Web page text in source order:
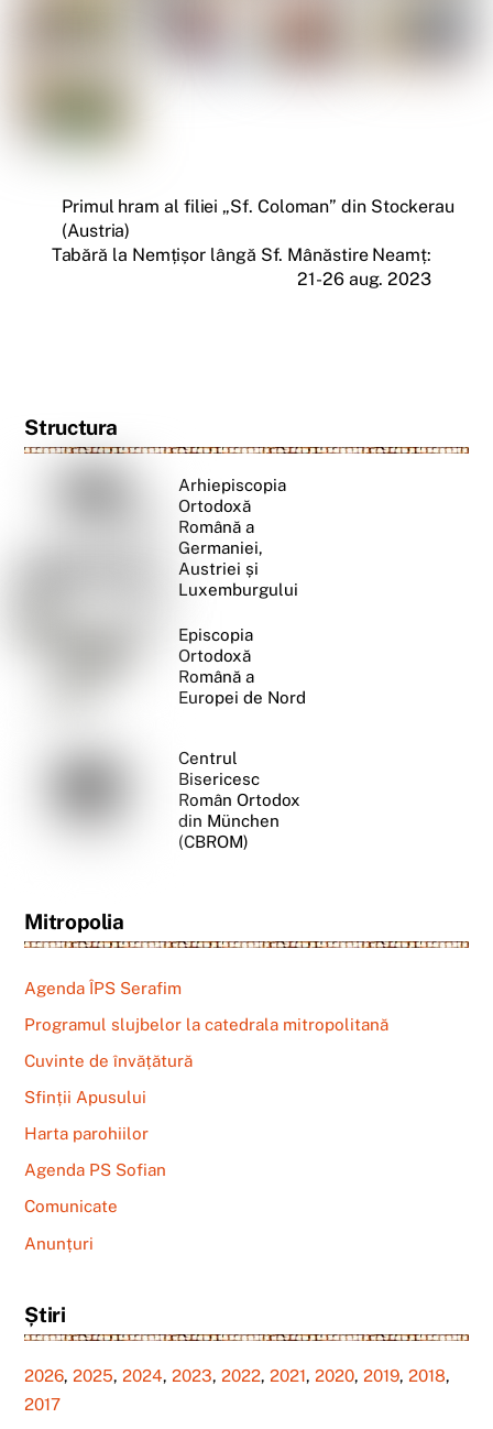
Primul hram al filiei „Sf. Coloman” din Stockerau
(Austria)
Tabără la Nemțișor lângă Sf. Mânăstire Neamț:
21-26 aug. 2023
Structura
Arhiepiscopia
Ortodoxă
Română a
Germaniei,
Austriei și
Luxemburgului
Episcopia
Ortodoxă
Română a
Europei de Nord
Centrul
Bisericesc
Român Ortodox
din München
(CBROM)
Mitropolia
Agenda ÎPS Serafim
Programul slujbelor la catedrala mitropolitană
Cuvinte de învățătură
Sfinții Apusului
Harta parohiilor
Agenda PS Sofian
Comunicate
Anunțuri
Știri
2026,2025,2024,2023,2022,2021,2020,2019,2018,
2017